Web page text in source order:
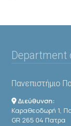
Department
Πανεπιστήμιο
Διεύθυνση:
Καραθεοδωρή 1,
GR 265 04 Πατρα